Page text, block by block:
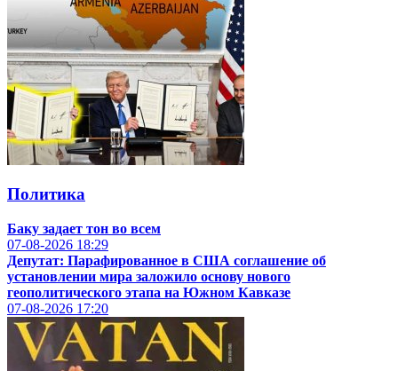
Политика
Баку задает тон во всем
07-08-2026 18:29
Депутат: Парафированное в США соглашение об
установлении мира заложило основу нового
геополитического этапа на Южном Кавказе
07-08-2026 17:20